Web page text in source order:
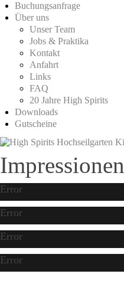
Buchungsanfrage
Über uns
Unser Team
Jobs & Praktika
Kontakt
Anfahrt
Links
FAQ
20 Jahre High Spirits
Downloads
Gutscheine
Impressionen
Error
Error
Error
Error